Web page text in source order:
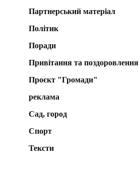
Партнерський матеріал
Політик
Поради
Привітання та поздоровлення
Проєкт "Громади"
реклама
Сад, город
Спорт
Тексти